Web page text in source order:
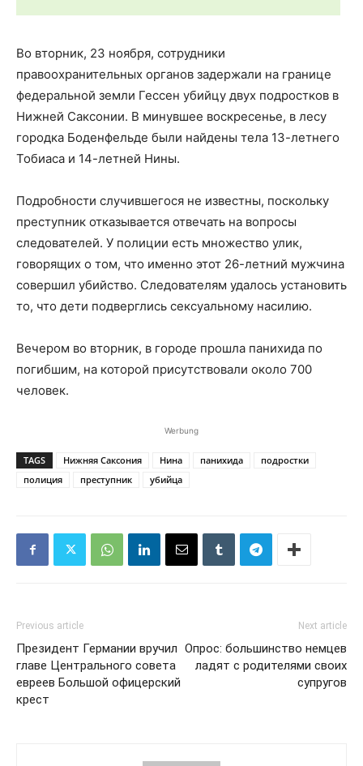
Во вторник, 23 ноября, сотрудники
правоохранительных органов задержали на границе
федеральной земли Гессен убийцу двух подростков в
Нижней Саксонии. В минувшее воскресенье, в лесу
городка Боденфельде были найдены тела 13-летнего
Тобиаса и 14-летней Нины.
Подробности случившегося не известны, поскольку
преступник отказывается отвечать на вопросы
следователей. У полиции есть множество улик,
говорящих о том, что именно этот 26-летний мужчина
совершил убийство. Следователям удалось установить
то, что дети подверглись сексуальному насилию.
Вечером во вторник, в городе прошла панихида по
погибшим, на которой присутствовали около 700
человек.
Werbung
TAGS Нижняя Саксония Нина панихида
подростки
полиция
преступник убийца
Previous article
Президент Германии вручил
главе Центрального совета
евреев Большой офицерский
крест
Next article
Опрос: большинство немцев
ладят с родителями своих
супругов